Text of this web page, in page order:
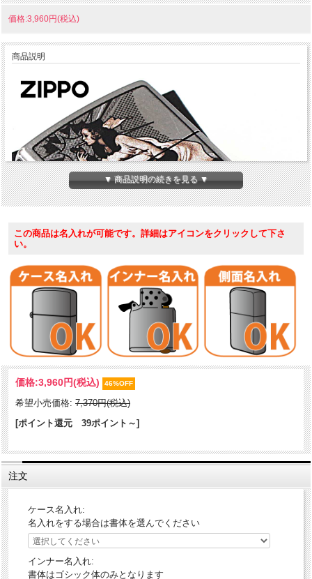
価格:3,960円(税込)
商品説明
古くから多くファンに愛され続ける定番の「Windy」のZIPPO。1937
年に初めて全米に打ち出したZippoの広告に描かれた「風の中でタバコ
に火をつける女性」Windy（ウインディ）の愛称で親しまれ現在でも人
気です。No.207のストリートクロームにプリント加工。普段使いにオ
ススメです。
※補足※US加工品ならではの、「キャンドボトム」です。（外縁に対
して中が窪んだ上げ底）一般的に採用されているのはキャンドボト
ム。フラットボトムは2次加工を前提とした、日本市場向けです。
加工表面処理：Street Chrome（No.207ベース）｜プリント
その他：アメリカ加工
▼ 商品説明の続きを見る ▼
この商品は名入れが可能です。詳細はアイコンをクリックして下さ
い。
価格:3,960円(税込) 46%OFF
希望小売価格: 7,370円(税込)
[ポイント還元 39ポイント～]
注文
ケース名入れ:
名入れをする場合は書体を選んでください
インナー名入れ:
書体はゴシック体のみとなります